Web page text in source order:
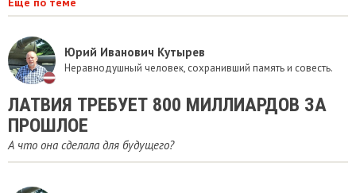
Юрий Иванович Кутырев
Неравнодушный человек, сохранивший память и совесть.
​ЛАТВИЯ ТРЕБУЕТ 800 МИЛЛИАРДОВ ЗА
ПРОШЛОЕ
А что она сделала для будущего?